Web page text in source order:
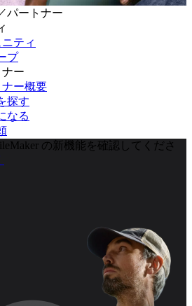
パートナー
ティ
プ
ナー
ナー概要
探す
なる
の新機能を確認してくださ